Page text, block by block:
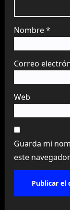
Nombre*
Correo
Web
Guarda mi
este